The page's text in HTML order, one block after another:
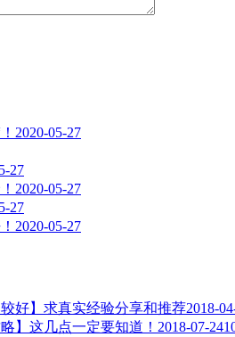
2020-05-27
27
2020-05-27
27
2020-05-27
好】求真实经验分享和推荐2018-
】这几点一定要知道！ 2018-07-24